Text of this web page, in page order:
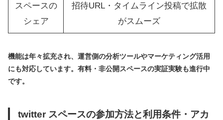
スペースの
シェア
招待URL・タイムライン投稿で拡散
がスムーズ
機能は年々拡充され、運営側の分析ツールやマーケティング活用
にも対応しています。有料・非公開スペースの実証実験も進行中
です。
twitter スペースの参加方法と利用条件・アカ